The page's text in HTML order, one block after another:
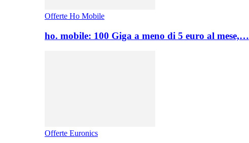
Offerte Ho Mobile
ho. mobile: 100 Giga a meno di 5 euro al mese,…
Offerte Euronics